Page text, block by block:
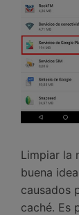
Limpiar la
buena
causados
caché. Es